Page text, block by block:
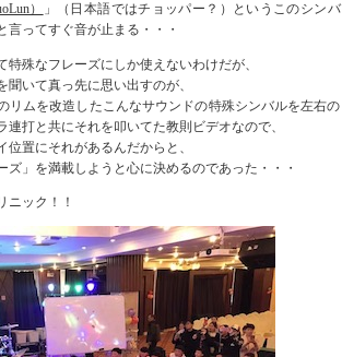
）
」（日本語ではチョッパー？）というこのシンバ
言ってすぐ音が止まる・・・
特殊なフレーズにしか使えないわけだが、
いて真っ先に思い出すのが、
リムを改造したこんなサウンドの特殊シンバルを左右の
打と共にそれを叩いてた教則ビデオなので、
置にそれがあるんだからと、
ズ」を満載しようと心に決めるのであった・・・
ニック！！